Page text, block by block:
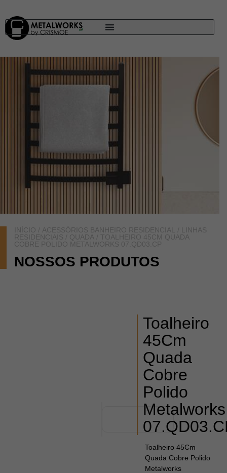
INÍCIO / ACESSÓRIOS BANHEIRO RESIDENCIAL /
LINHAS
RESIDENCIAIS / QUADA / TOALHEIRO 45CM QUADA
COBRE POLIDO METALWORKS 07.QD03.CP
NOSSOS PRODUTOS
Toalheiro
45Cm
Quada
Cobre
Polido
Metalworks
Toalheiro 45Cm
Quada Cobre Polido
Metalworks